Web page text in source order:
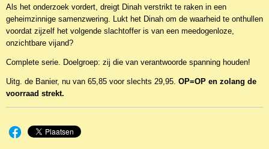
Als het onderzoek vordert, dreigt Dinah verstrikt te raken in een
geheimzinnige samenzwering. Lukt het Dinah om de waarheid te onthullen
voordat zijzelf het volgende slachtoffer is van een meedogenloze,
onzichtbare vijand?
Complete serie. Doelgroep: zij die van verantwoorde spanning houden!
Uitg. de Banier, nu van 65,85 voor slechts 29,95. OP=OP en zolang de
voorraad strekt.